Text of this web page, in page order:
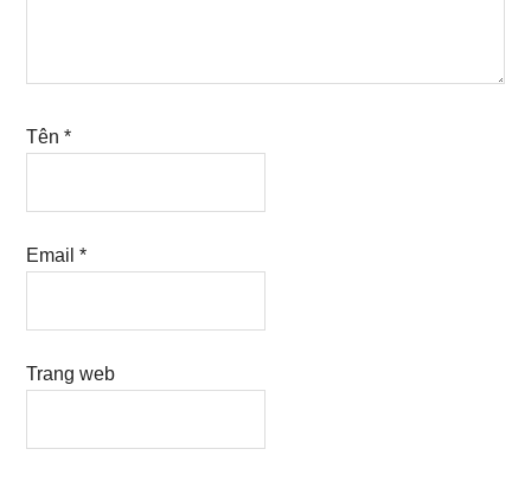
Tên*
Email*
Trang web